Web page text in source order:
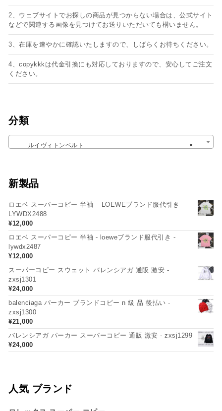
2、ウェブサイトでお探しの商品が見つからない場合は、公式サイト
などで関連する画像を見つけてお送りいただいても構いません。
3、在庫を速やかに確認いたしますので、しばらくお待ちください。
4、copykkkは代金引換にも対応しておりますので、安心してご注文
ください。
分類
×
ルイヴィトンベルト
新製品
ロエベ スーパーコピー 半袖 – LOEWEブランド服代引き –
LYWDX2488
¥12,000
ロエベ スーパーコピー 半袖 - loeweブランド服代引き -
lywdx2487
¥12,000
スーパーコピー スウェット バレンシアガ 通販 激安 -
zxsj1301
¥24,000
balenciaga パーカー ブランドコピー n 級 品 後払い -
zxsj1300
¥21,000
バレンシアガ パーカー スーパーコピー 通販 激安 - zxsj1299
¥24,000
人気 ブランド